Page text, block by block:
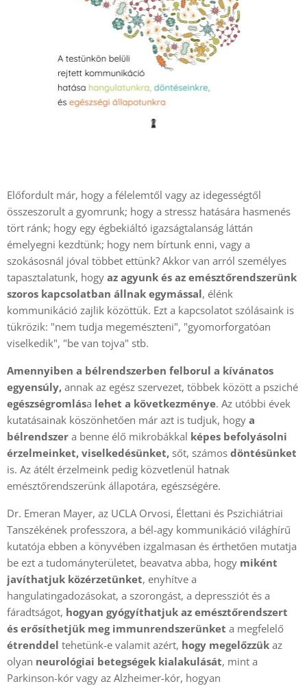
Előfordult már, hogy a félelemtől vagy az idegességtől
összeszorult a gyomrunk; hogy a stressz hatására hasmenés
tört ránk; hogy egy égbekiáltó igazságtalanság láttán
émelyegni kezdtünk; hogy nem bírtunk enni, vagy a
szokásosnál jóval többet ettünk? Akkor van arról személyes
tapasztalatunk, hogy az agyunk és az emésztőrendszerünk
szoros kapcsolatban állnak egymással, élénk
kommunikáció zajlik közöttük. Ezt a kapcsolatot szólásaink is
tükrözik: "nem tudja megemészteni", "gyomorforgatóan
viselkedik", "be van tojva" stb.
Amennyiben a bélrendszerben felborul a kívánatos
egyensúly, annak az egész szervezet, többek között a psziché
egészségromlása lehet a következménye. Az utóbbi évek
kutatásainak köszönhetően már azt is tudjuk, hogy a
bélrendszer a benne élő mikrobákkal képes befolyásolni
érzelmeinket, viselkedésünket, sőt, számos döntésünket
is. Az átélt érzelmeink pedig közvetlenül hatnak
emésztőrendszerünk állapotára, egészségére.
Dr. Emeran Mayer, az UCLA Orvosi, Élettani és Pszichiátriai
Tanszékének professzora, a bél-agy kommunikáció világhírű
kutatója ebben a könyvében izgalmasan és érthetően mutatja
be ezt a tudományterületet, beavatva abba, hogy miként
javíthatjuk közérzetünket, enyhítve a
hangulatingadozásokat, a szorongást, a depressziót és a
fáradtságot, hogyan gyógyíthatjuk az emésztőrendszert
és erősíthetjük meg immunrendszerünket a megfelelő
étrenddel tehetünk-e valamit azért, hogy megelőzzük az
olyan neurológiai betegségek kialakulását, mint a
Parkinson-kór vagy az Alzheimer-kór, hogyan